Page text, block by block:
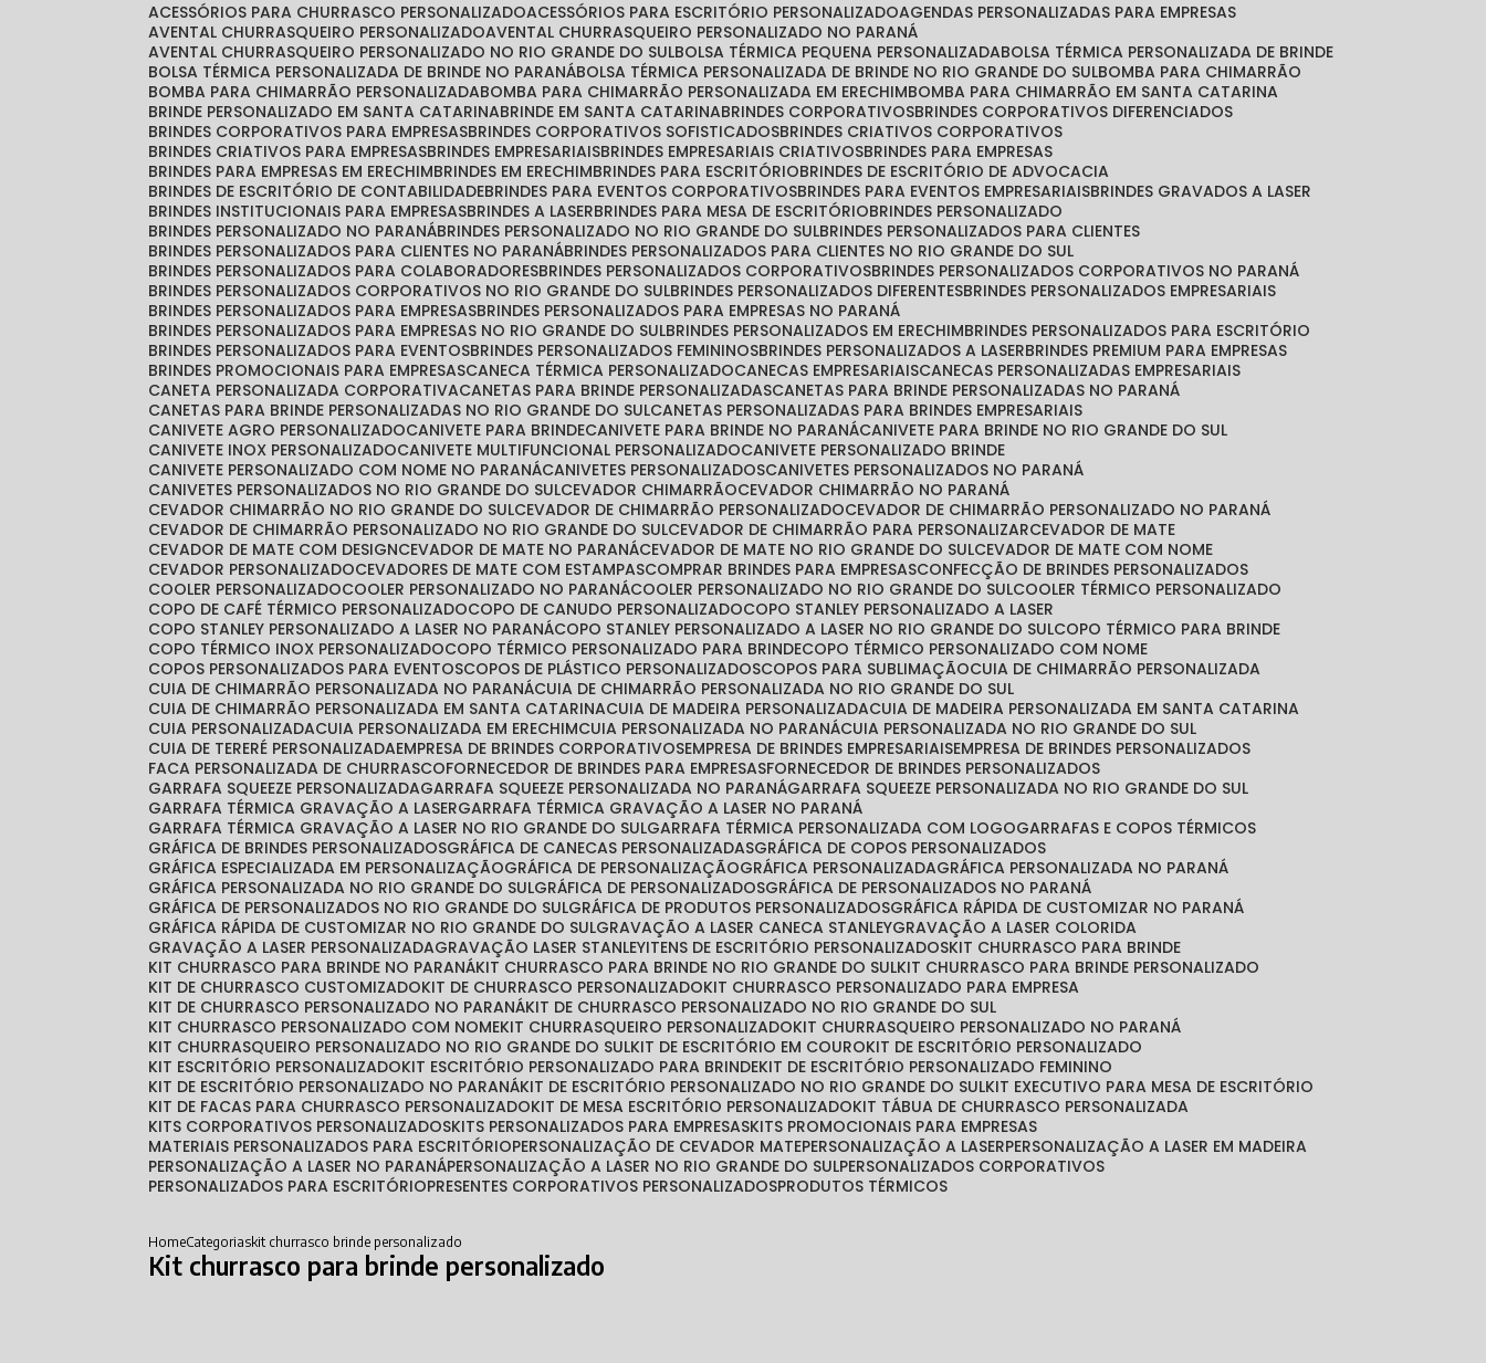
ACESSÓRIOS PARA CHURRASCO PERSONALIZADO ACESSÓRIOS PARA ESCRITÓRIO PERSONALIZADO AGENDAS PERSONALIZADAS PARA EMPRESAS
AVENTAL CHURRASQUEIRO PERSONALIZADO AVENTAL CHURRASQUEIRO PERSONALIZADO NO PARANÁ
AVENTAL CHURRASQUEIRO PERSONALIZADO NO RIO GRANDE DO SUL BOLSA TÉRMICA PEQUENA PERSONALIZADA BOLSA TÉRMICA PERSONALIZADA DE BRINDE
BOLSA TÉRMICA PERSONALIZADA DE BRINDE NO PARANÁ BOLSA TÉRMICA PERSONALIZADA DE BRINDE NO RIO GRANDE DO SUL BOMBA PARA CHIMARRÃO
BOMBA PARA CHIMARRÃO PERSONALIZADA BOMBA PARA CHIMARRÃO PERSONALIZADA EM ERECHIM BOMBA PARA CHIMARRÃO EM SANTA CATARINA
BRINDE PERSONALIZADO EM SANTA CATARINA BRINDE EM SANTA CATARINA BRINDES CORPORATIVOS BRINDES CORPORATIVOS DIFERENCIADOS
BRINDES CORPORATIVOS PARA EMPRESAS BRINDES CORPORATIVOS SOFISTICADOS BRINDES CRIATIVOS CORPORATIVOS
BRINDES CRIATIVOS PARA EMPRESAS BRINDES EMPRESARIAIS BRINDES EMPRESARIAIS CRIATIVOS BRINDES PARA EMPRESAS
BRINDES PARA EMPRESAS EM ERECHIM BRINDES EM ERECHIM BRINDES PARA ESCRITÓRIO BRINDES DE ESCRITÓRIO DE ADVOCACIA
BRINDES DE ESCRITÓRIO DE CONTABILIDADE BRINDES PARA EVENTOS CORPORATIVOS BRINDES PARA EVENTOS EMPRESARIAIS BRINDES GRAVADOS A LASER
BRINDES INSTITUCIONAIS PARA EMPRESAS BRINDES A LASER BRINDES PARA MESA DE ESCRITÓRIO BRINDES PERSONALIZADO
BRINDES PERSONALIZADO NO PARANÁ BRINDES PERSONALIZADO NO RIO GRANDE DO SUL BRINDES PERSONALIZADOS PARA CLIENTES
BRINDES PERSONALIZADOS PARA CLIENTES NO PARANÁ BRINDES PERSONALIZADOS PARA CLIENTES NO RIO GRANDE DO SUL
BRINDES PERSONALIZADOS PARA COLABORADORES BRINDES PERSONALIZADOS CORPORATIVOS BRINDES PERSONALIZADOS CORPORATIVOS NO PARANÁ
BRINDES PERSONALIZADOS CORPORATIVOS NO RIO GRANDE DO SUL BRINDES PERSONALIZADOS DIFERENTES BRINDES PERSONALIZADOS EMPRESARIAIS
BRINDES PERSONALIZADOS PARA EMPRESAS BRINDES PERSONALIZADOS PARA EMPRESAS NO PARANÁ
BRINDES PERSONALIZADOS PARA EMPRESAS NO RIO GRANDE DO SUL BRINDES PERSONALIZADOS EM ERECHIM BRINDES PERSONALIZADOS PARA ESCRITÓRIO
BRINDES PERSONALIZADOS PARA EVENTOS BRINDES PERSONALIZADOS FEMININOS BRINDES PERSONALIZADOS A LASER BRINDES PREMIUM PARA EMPRESAS
BRINDES PROMOCIONAIS PARA EMPRESAS CANECA TÉRMICA PERSONALIZADO CANECAS EMPRESARIAIS CANECAS PERSONALIZADAS EMPRESARIAIS
CANETA PERSONALIZADA CORPORATIVA
CANETAS PARA BRINDE PERSONALIZADAS CANETAS PARA BRINDE PERSONALIZADAS NO PARANÁ
CANETAS PARA BRINDE PERSONALIZADAS NO RIO GRANDE DO SUL CANETAS PERSONALIZADAS PARA BRINDES EMPRESARIAIS
CANIVETE AGRO PERSONALIZADO
CANIVETE PARA BRINDE CANIVETE PARA BRINDE NO PARANÁ CANIVETE PARA BRINDE NO RIO GRANDE DO SUL
CANIVETE INOX PERSONALIZADO
CANIVETE MULTIFUNCIONAL PERSONALIZADO
CANIVETE PERSONALIZADO BRINDE
CANIVETE PERSONALIZADO COM NOME NO PARANÁ CANIVETES PERSONALIZADOS CANIVETES PERSONALIZADOS NO PARANÁ
CANIVETES PERSONALIZADOS NO RIO GRANDE DO SUL CEVADOR CHIMARRÃO
CEVADOR CHIMARRÃO NO PARANÁ
CEVADOR CHIMARRÃO NO RIO GRANDE DO SUL CEVADOR DE CHIMARRÃO PERSONALIZADO
CEVADOR DE CHIMARRÃO PERSONALIZADO NO PARANÁ
CEVADOR DE CHIMARRÃO PERSONALIZADO NO RIO GRANDE DO SUL CEVADOR DE CHIMARRÃO PARA PERSONALIZAR
CEVADOR DE MATE
CEVADOR DE MATE COM DESIGN
CEVADOR DE MATE NO PARANÁ CEVADOR DE MATE NO RIO GRANDE DO SUL CEVADOR DE MATE COM NOME
CEVADOR PERSONALIZADO
CEVADORES DE MATE COM ESTAMPAS COMPRAR BRINDES PARA EMPRESAS CONFECÇÃO DE BRINDES PERSONALIZADOS
COOLER PERSONALIZADO
COOLER PERSONALIZADO NO PARANÁ COOLER PERSONALIZADO NO RIO GRANDE DO SUL COOLER TÉRMICO PERSONALIZADO
COPO DE CAFÉ TÉRMICO PERSONALIZADO
COPO DE CANUDO PERSONALIZADO
COPO STANLEY PERSONALIZADO A LASER
COPO STANLEY PERSONALIZADO A LASER NO PARANÁ COPO STANLEY PERSONALIZADO A LASER NO RIO GRANDE DO SUL COPO TÉRMICO PARA BRINDE
COPO TÉRMICO INOX PERSONALIZADO
COPO TÉRMICO PERSONALIZADO PARA BRINDE COPO TÉRMICO PERSONALIZADO COM NOME
COPOS PERSONALIZADOS PARA EVENTOS COPOS DE PLÁSTICO PERSONALIZADOS COPOS PARA SUBLIMAÇÃO
CUIA DE CHIMARRÃO PERSONALIZADA
CUIA DE CHIMARRÃO PERSONALIZADA NO PARANÁ CUIA DE CHIMARRÃO PERSONALIZADA NO RIO GRANDE DO SUL
CUIA DE CHIMARRÃO PERSONALIZADA EM SANTA CATARINA
CUIA DE MADEIRA PERSONALIZADA
CUIA DE MADEIRA PERSONALIZADA EM SANTA CATARINA
CUIA PERSONALIZADA
CUIA PERSONALIZADA EM ERECHIM CUIA PERSONALIZADA NO PARANÁ CUIA PERSONALIZADA NO RIO GRANDE DO SUL
CUIA DE TERERÉ PERSONALIZADA EMPRESA DE BRINDES CORPORATIVOS EMPRESA DE BRINDES EMPRESARIAIS EMPRESA DE BRINDES PERSONALIZADOS
FACA PERSONALIZADA DE CHURRASCO FORNECEDOR DE BRINDES PARA EMPRESAS FORNECEDOR DE BRINDES PERSONALIZADOS
GARRAFA SQUEEZE PERSONALIZADA
GARRAFA SQUEEZE PERSONALIZADA NO PARANÁ
GARRAFA SQUEEZE PERSONALIZADA NO RIO GRANDE DO SUL
GARRAFA TÉRMICA GRAVAÇÃO A LASER
GARRAFA TÉRMICA GRAVAÇÃO A LASER NO PARANÁ
GARRAFA TÉRMICA GRAVAÇÃO A LASER NO RIO GRANDE DO SUL
GARRAFA TÉRMICA PERSONALIZADA COM LOGO
GARRAFAS E COPOS TÉRMICOS
GRÁFICA DE BRINDES PERSONALIZADOS
GRÁFICA DE CANECAS PERSONALIZADAS
GRÁFICA DE COPOS PERSONALIZADOS
GRÁFICA ESPECIALIZADA EM PERSONALIZAÇÃO
GRÁFICA DE PERSONALIZAÇÃO GRÁFICA PERSONALIZADA
GRÁFICA PERSONALIZADA NO PARANÁ
GRÁFICA PERSONALIZADA NO RIO GRANDE DO SUL
GRÁFICA DE PERSONALIZADOS
GRÁFICA DE PERSONALIZADOS NO PARANÁ
GRÁFICA DE PERSONALIZADOS NO RIO GRANDE DO SUL
GRÁFICA DE PRODUTOS PERSONALIZADOS
GRÁFICA RÁPIDA DE CUSTOMIZAR NO PARANÁ
GRÁFICA RÁPIDA DE CUSTOMIZAR NO RIO GRANDE DO SUL
GRAVAÇÃO A LASER CANECA STANLEY
GRAVAÇÃO A LASER COLORIDA
GRAVAÇÃO A LASER PERSONALIZADA
GRAVAÇÃO LASER STANLEY ITENS DE ESCRITÓRIO PERSONALIZADOS KIT CHURRASCO PARA BRINDE
KIT CHURRASCO PARA BRINDE NO PARANÁ KIT CHURRASCO PARA BRINDE NO RIO GRANDE DO SUL KIT CHURRASCO PARA BRINDE PERSONALIZADO
KIT DE CHURRASCO CUSTOMIZADO KIT DE CHURRASCO PERSONALIZADO KIT CHURRASCO PERSONALIZADO PARA EMPRESA
KIT DE CHURRASCO PERSONALIZADO NO PARANÁ KIT DE CHURRASCO PERSONALIZADO NO RIO GRANDE DO SUL
KIT CHURRASCO PERSONALIZADO COM NOME KIT CHURRASQUEIRO PERSONALIZADO KIT CHURRASQUEIRO PERSONALIZADO NO PARANÁ
KIT CHURRASQUEIRO PERSONALIZADO NO RIO GRANDE DO SUL KIT DE ESCRITÓRIO EM COURO KIT DE ESCRITÓRIO PERSONALIZADO
KIT ESCRITÓRIO PERSONALIZADO KIT ESCRITÓRIO PERSONALIZADO PARA BRINDE KIT DE ESCRITÓRIO PERSONALIZADO FEMININO
KIT DE ESCRITÓRIO PERSONALIZADO NO PARANÁ KIT DE ESCRITÓRIO PERSONALIZADO NO RIO GRANDE DO SUL KIT EXECUTIVO PARA MESA DE ESCRITÓRIO
KIT DE FACAS PARA CHURRASCO PERSONALIZADO KIT DE MESA ESCRITÓRIO PERSONALIZADO KIT TÁBUA DE CHURRASCO PERSONALIZADA
KITS CORPORATIVOS PERSONALIZADOS KITS PERSONALIZADOS PARA EMPRESAS KITS PROMOCIONAIS PARA EMPRESAS
MATERIAIS PERSONALIZADOS PARA ESCRITÓRIO PERSONALIZAÇÃO DE CEVADOR MATE PERSONALIZAÇÃO A LASER PERSONALIZAÇÃO A LASER EM MADEIRA
PERSONALIZAÇÃO A LASER NO PARANÁ PERSONALIZAÇÃO A LASER NO RIO GRANDE DO SUL PERSONALIZADOS CORPORATIVOS
PERSONALIZADOS PARA ESCRITÓRIO PRESENTES CORPORATIVOS PERSONALIZADOS PRODUTOS TÉRMICOS
HomeCategoriaskit churrasco brinde personalizado
Kit churrasco para brinde personalizado